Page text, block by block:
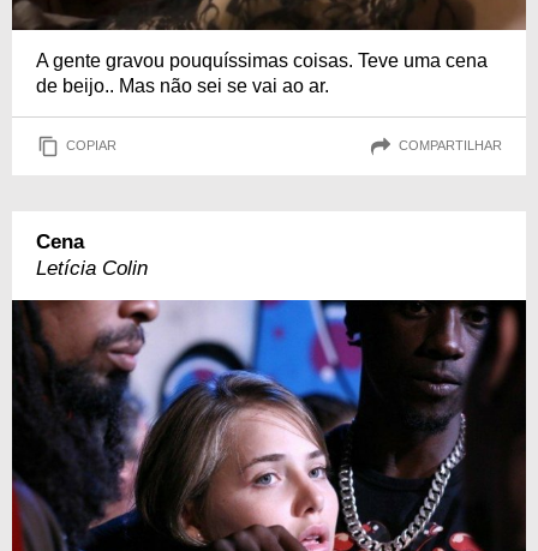
A gente gravou pouquíssimas coisas. Teve uma cena
de beijo.. Mas não sei se vai ao ar.
COPIAR COMPARTILHAR
Cena
Letícia Colin